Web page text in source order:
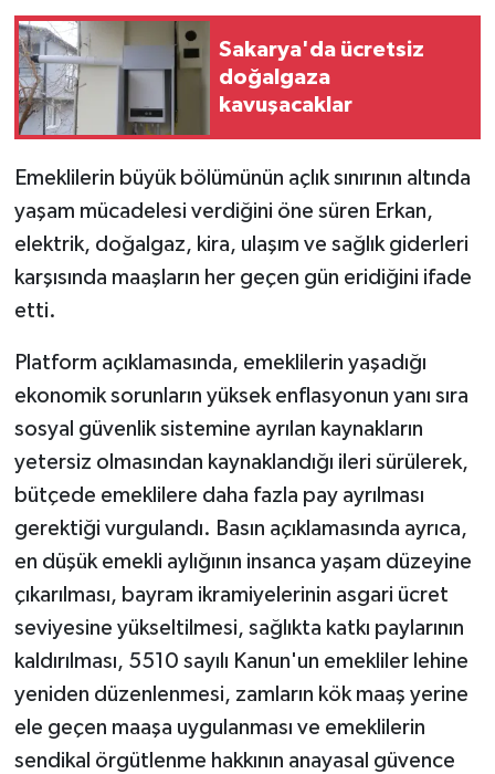
Sakarya'da ücretsiz
doğalgaza
kavuşacaklar
Emeklilerin büyük bölümünün açlık sınırının altında
yaşam mücadelesi verdiğini öne süren Erkan,
elektrik, doğalgaz, kira, ulaşım ve sağlık giderleri
karşısında maaşların her geçen gün eridiğini ifade
etti.
Platform açıklamasında, emeklilerin yaşadığı
ekonomik sorunların yüksek enflasyonun yanı sıra
sosyal güvenlik sistemine ayrılan kaynakların
yetersiz olmasından kaynaklandığı ileri sürülerek,
bütçede emeklilere daha fazla pay ayrılması
gerektiği vurgulandı. Basın açıklamasında ayrıca,
en düşük emekli aylığının insanca yaşam düzeyine
çıkarılması, bayram ikramiyelerinin asgari ücret
seviyesine yükseltilmesi, sağlıkta katkı paylarının
kaldırılması, 5510 sayılı Kanun'un emekliler lehine
yeniden düzenlenmesi, zamların kök maaş yerine
ele geçen maaşa uygulanması ve emeklilerin
sendikal örgütlenme hakkının anayasal güvence